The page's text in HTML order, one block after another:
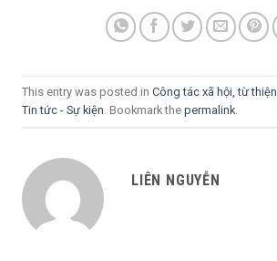
This entry was posted in Công tác xã hội, từ thiện
Tin tức - Sự kiện . Bookmark the permalink
LIÊN NGUYỄN